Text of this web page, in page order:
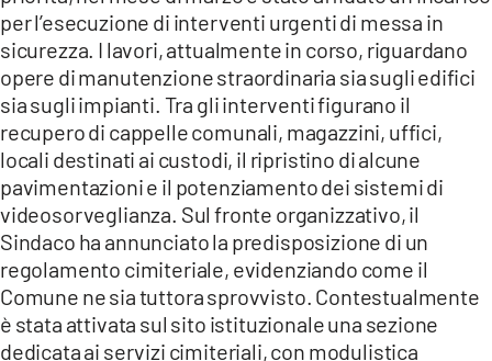
per l’esecuzione di interventi urgenti di messa in
sicurezza. I lavori, attualmente in corso, riguardano
opere di manutenzione straordinaria sia sugli edifici
sia sugli impianti. Tra gli interventi figurano il
recupero di cappelle comunali, magazzini, uffici,
locali destinati ai custodi, il ripristino di alcune
pavimentazioni e il potenziamento dei sistemi di
videosorveglianza. Sul fronte organizzativo, il
Sindaco ha annunciato la predisposizione di un
regolamento cimiteriale, evidenziando come il
Comune ne sia tuttora sprovvisto. Contestualmente
è stata attivata sul sito istituzionale una sezione
dedicata ai servizi cimiteriali, con modulistica